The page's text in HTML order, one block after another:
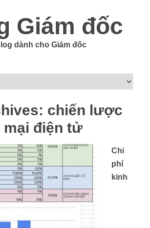
Giám đốc
dành cho Giám đốc
chiến lược
điện tử
Chi
phí
kinh